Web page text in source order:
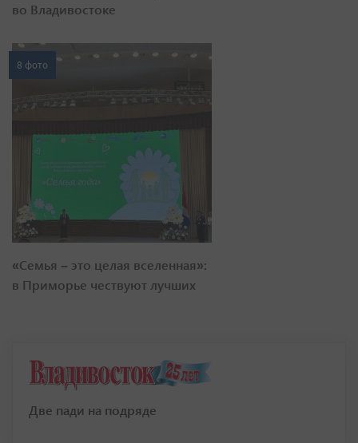
во Владивостоке
8 фото
«Семья – это целая вселенная»:
в Приморье чествуют лучших
Две пади на подряде